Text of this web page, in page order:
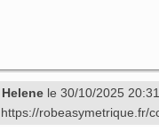
Helene le 30/10/2025 20:31
https://robeasymetrique.fr/